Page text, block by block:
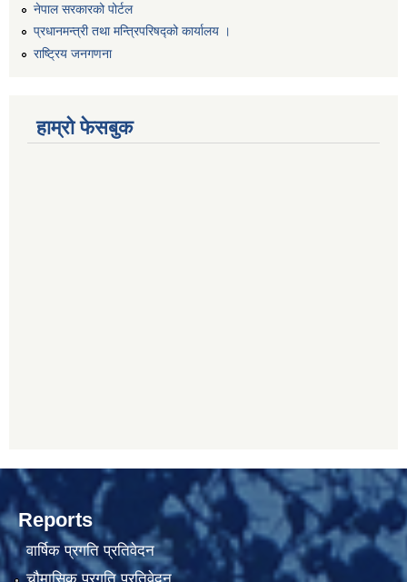
नेपाल सरकारको पोर्टल
प्रधानमन्त्री तथा मन्त्रिपरिषद्को कार्यालय ।
राष्ट्रिय जनगणना
हाम्रो फेसबुक
Reports
वार्षिक प्रगति प्रतिवेदन